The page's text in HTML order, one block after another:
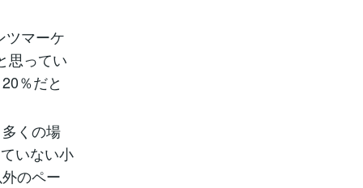
ツマーケ
思ってい
％だと
くの場
いない小
のペー